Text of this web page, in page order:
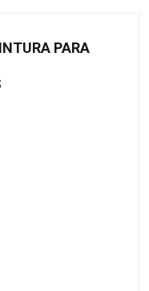
PARA